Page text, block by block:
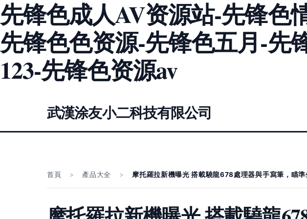
先锋色成人AV资源站-先锋色
先锋色色资源-先锋色五月-先
123-先锋色资源av
武漢涂友小二科技有限公司
首頁 > 產品大全 > 摩托羅拉新機曝光 搭載驍龍678處理器與手寫筆，瞄